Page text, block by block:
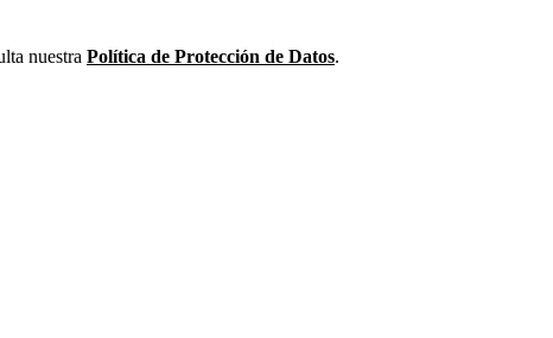
nuestra Política de Protección de Datos.